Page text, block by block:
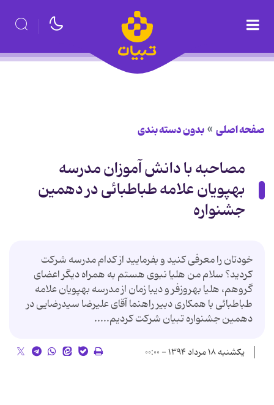
صفحه اصلی بدون دسته بندی
مصاحبه با دانش آموزان مدرسه
بهپویان علامه طباطبائی در دهمین
جشنواره
خودتان را معرفی کنید و بفرمایید از کدام مدرسه شرکت
کردید؟ سلام من هلیا نبوی هستم به همراه دیگر اعضای
گروهم، هلیا بهروزفر و دیبا زمان از مدرسه بهپویان علامه
طباطبائی با همکاری دبیر راهنما آقای علیرضا سیدرضایی در
دهمین جشنواره تبیان شرکت کردیم.....
یکشنبه ۱۸ مرداد ۱۳۹۴ - ۰۰:۰۰